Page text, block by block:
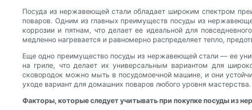
Посуда из нержавеющей стали обладает широким спектром
поваров. Одним из главных преимуществ посуды из
коррозии и пятнам, что делает ее идеальной для
медленно нагревается и равномерно распределяет тепло,
Еще одно преимущество посуды из нержавеющей стали — ее
на гриле, что делает их универсальным вариантом для
сковородок можно мыть в посудомоечной машине, и они
уходе вариант для домашних поваров любого уровня мастерства.
Факторы, которые следует учитывать при покупке посуды из